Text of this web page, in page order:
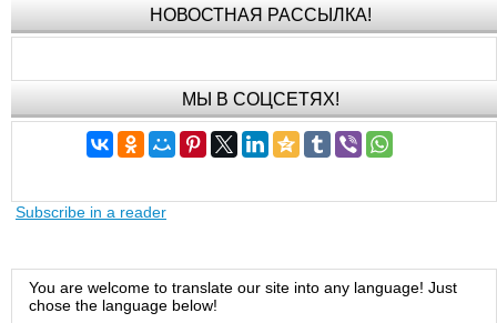
НОВОСТНАЯ РАССЫЛКА!
МЫ В СОЦСЕТЯХ!
Subscribe in a reader
You are welcome to translate our site into any language! Just
chose the language below!